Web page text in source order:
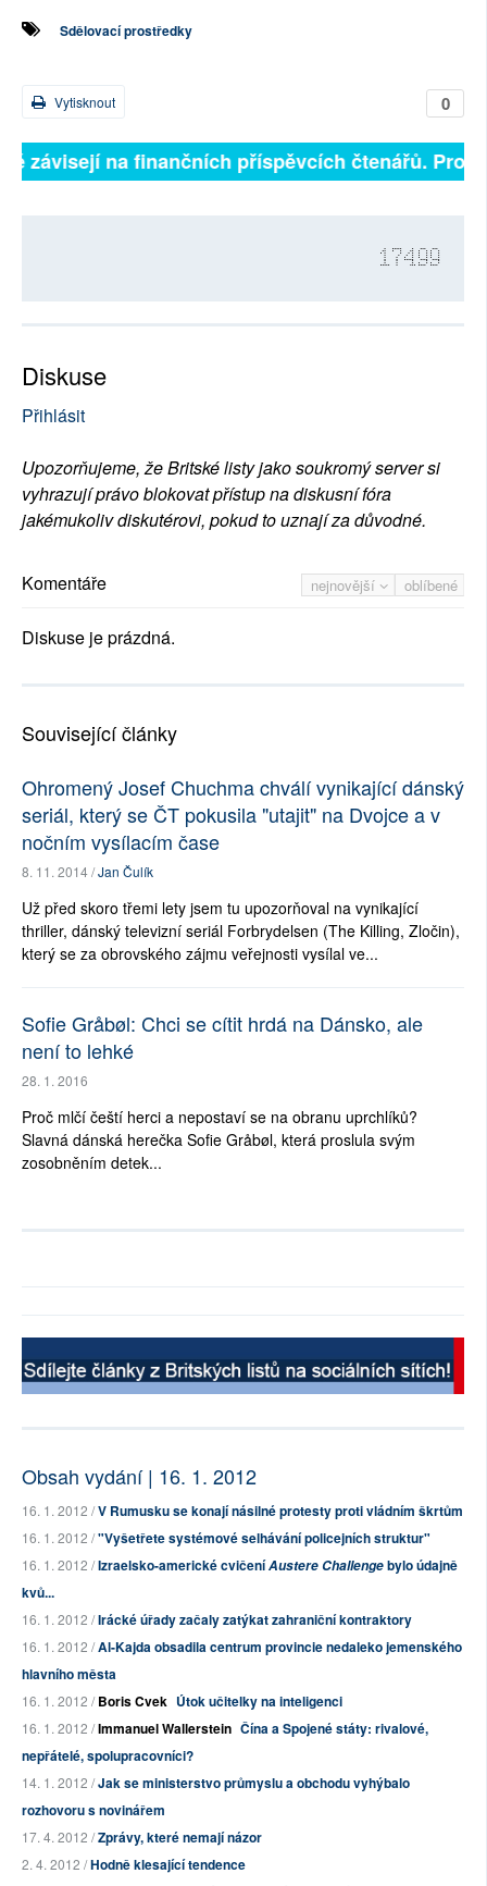
Sdělovací prostředky
0
Vytisknout
závisejí na finančních příspěvcích čtenářů.
17499
Diskuse
Přihlásit
Upozorňujeme, že Britské listy jako soukromý server si
vyhrazují právo blokovat přístup na diskusní fóra
jakémukoliv diskutérovi, pokud to uznají za důvodné.
nejnovější oblíbené
Komentáře
Diskuse je prázdná.
Související články
Ohromený Josef Chuchma chválí vynikající dánský
seriál, který se ČT pokusila "utajit" na Dvojce a v
nočním vysílacím čase
8. 11. 2014 /Jan Čulík
Už před skoro třemi lety jsem tu upozorňoval na vynikající
thriller, dánský televizní seriál Forbrydelsen (The Killing, Zločin),
který se za obrovského zájmu veřejnosti vysílal ve...
Sofie Gråbøl: Chci se cítit hrdá na Dánsko, ale
není to lehké
28. 1. 2016
Proč mlčí čeští herci a nepostaví se na obranu uprchlíků?
Slavná dánská herečka Sofie Gråbøl, která proslula svým
zosobněním detek...
Obsah vydání | 16. 1. 2012
16. 1. 2012 /V Rumusku se konají násilné protesty proti vládním škrtům
16. 1. 2012 /"Vyšetřete systémové selhávání policejních struktur"
16. 1. 2012 /Izraelsko-americké cvičeníAustere Challengebylo údajně
kvů...
16. 1. 2012 /Irácké úřady začaly zatýkat zahraniční kontraktory
16. 1. 2012 /Al-Kajda obsadila centrum provincie nedaleko jemenského
hlavního města
16. 1. 2012 /Boris Cvek Útok učitelky na inteligenci
16. 1. 2012 /Immanuel Wallerstein Čína a Spojené státy: rivalové,
nepřátelé, spolupracovníci?
14. 1. 2012 /Jak se ministerstvo průmyslu a obchodu vyhýbalo
rozhovoru s novinářem
17. 4. 2012 /Zprávy, které nemají názor
2. 4. 2012 /Hodně klesající tendence